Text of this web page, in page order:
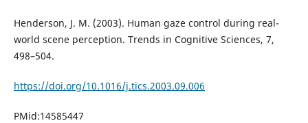
Henderson, J. M. (2003). Human gaze control during real-
world scene perception. Trends in Cognitive Sciences, 7,
498–504.
https://doi.org/10.1016/j.tics.2003.09.006
PMid:14585447